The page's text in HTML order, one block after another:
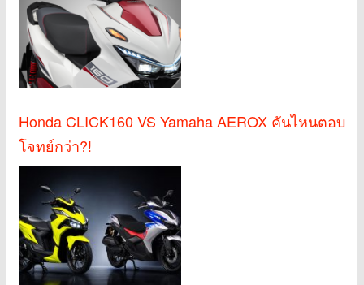
Honda CLICK160 VS Yamaha AEROX คันไหนตอบ
โจทย์กว่า?!